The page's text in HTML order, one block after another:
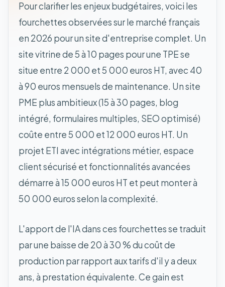
Pour clarifier les enjeux budgétaires, voici les
fourchettes observées sur le marché français
en 2026 pour un site d'entreprise complet. Un
site vitrine de 5 à 10 pages pour une TPE se
situe entre 2 000 et 5 000 euros HT, avec 40
à 90 euros mensuels de maintenance. Un site
PME plus ambitieux (15 à 30 pages, blog
intégré, formulaires multiples, SEO optimisé)
coûte entre 5 000 et 12 000 euros HT. Un
projet ETI avec intégrations métier, espace
client sécurisé et fonctionnalités avancées
démarre à 15 000 euros HT et peut monter à
50 000 euros selon la complexité.
L'apport de l'IA dans ces fourchettes se traduit
par une baisse de 20 à 30 % du coût de
production par rapport aux tarifs d'il y a deux
ans, à prestation équivalente. Ce gain est